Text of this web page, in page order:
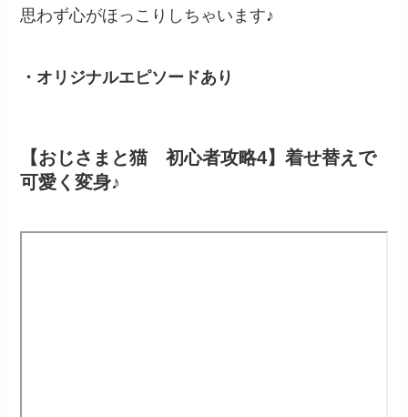
思わず心がほっこりしちゃいます♪
・オリジナルエピソードあり
【おじさまと猫 初心者攻略4】着せ替えで
可愛く変身♪